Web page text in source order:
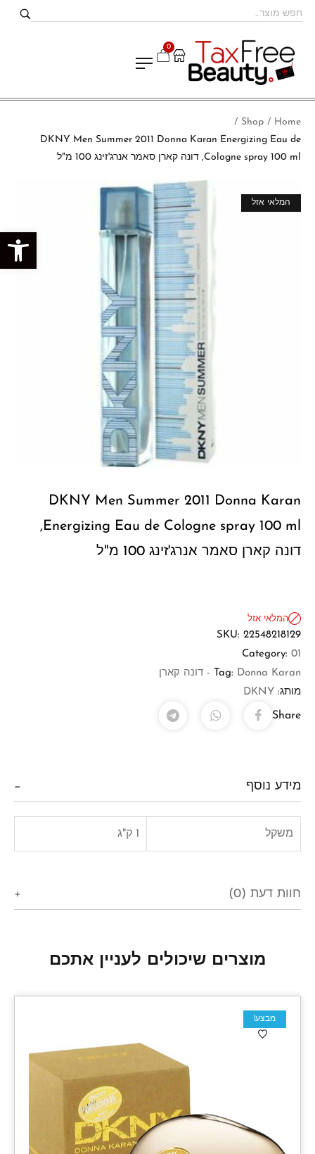
פתח סרגל נגישות
0
Home
/
Shop
/
DKNY Men Summer 2011 Donna Karan Energizing Eau de
Cologne spray 100 ml, דונה קארן סאמר אנרג'זינג 100 מ"ל
מבצע!
המלאי אזל
DKNY Men Summer 2011 Donna Karan
Energizing Eau de Cologne spray 100 ml,
דונה קארן סאמר אנרג'זינג 100 מ"ל
המלאי אזל
SKU: 22548218129
Category: 01
Tag: Donna Karan - דונה קארן
מותג: DKNY
Share
מידע נוסף
משקל 1 ק"ג
חוות דעת (0)
מוצרים שיכולים לעניין אתכם
מבצע!